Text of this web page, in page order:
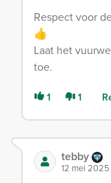
Respect voor
👍
Laat het
toe.
1 1
tebby
12 mei 2025